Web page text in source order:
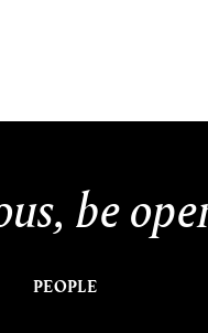
be
PEOPLE